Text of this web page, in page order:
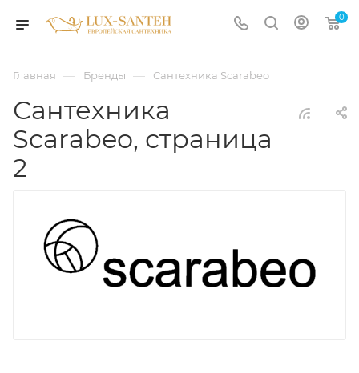
0
Главная — Бренды — Сантехника Scarabeo
Сантехника
Scarabeo, страница
2